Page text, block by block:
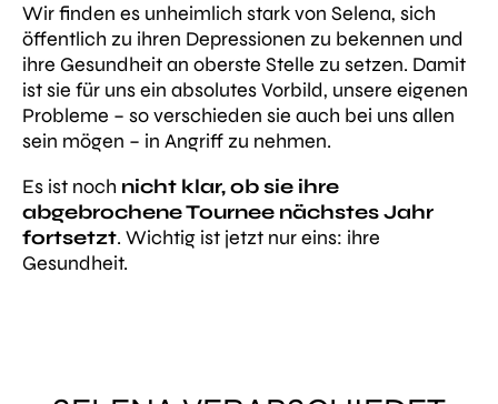
Wir finden es unheimlich stark von Selena, sich
öffentlich zu ihren Depressionen zu bekennen und
ihre Gesundheit an oberste Stelle zu setzen. Damit
ist sie für uns ein absolutes Vorbild, unsere eigenen
Probleme – so verschieden sie auch bei uns allen
sein mögen – in Angriff zu nehmen.
Es ist noch nicht klar, ob sie ihre
abgebrochene Tournee nächstes Jahr
fortsetzt. Wichtig ist jetzt nur eins: ihre
Gesundheit.